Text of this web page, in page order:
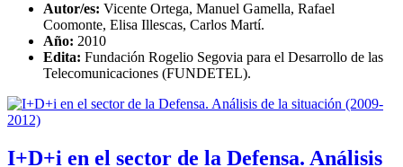
Autor/es: Vicente Ortega, Manuel Gamella, Rafael
Coomonte, Elisa Illescas, Carlos Martí.
Año: 2010
Edita: Fundación Rogelio Segovia para el Desarrollo de las
Telecomunicaciones (FUNDETEL).
I+D+i en el sector de la Defensa. Análisis